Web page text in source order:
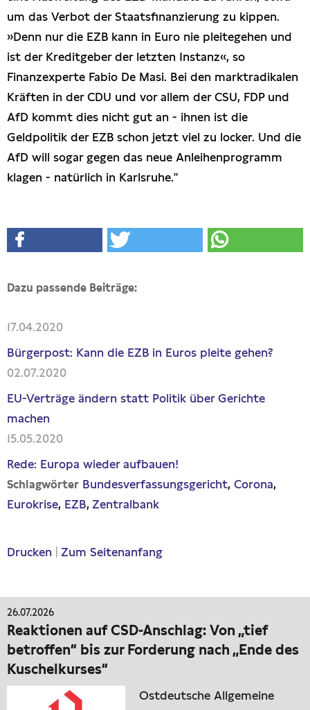
um das Verbot der Staatsfinanzierung zu kippen.
»Denn nur die EZB kann in Euro nie pleitegehen und
ist der Kreditgeber der letzten Instanz«, so
Finanzexperte Fabio De Masi. Bei den marktradikalen
Kräften in der CDU und vor allem der CSU, FDP und
AfD kommt dies nicht gut an - ihnen ist die
Geldpolitik der EZB schon jetzt viel zu locker. Und die
AfD will sogar gegen das neue Anleihenprogramm
klagen - natürlich in Karlsruhe."
Dazu passende Beiträge:
17.04.2020
Bürgerpost: Kann die EZB in Euros pleite gehen?
02.07.2020
EU-Verträge ändern statt Politik über Gerichte
machen
15.05.2020
Rede: Europa wieder aufbauen!
Schlagwörter Bundesverfassungsgericht Corona
Eurokrise EZB Zentralbank
Drucken Zum Seitenanfang
26.07.2026
Reaktionen auf CSD-Anschlag: Von „tief
betroffen“ bis zur Forderung nach „Ende des
Kuschelkurses“
Ostdeutsche Allgemeine